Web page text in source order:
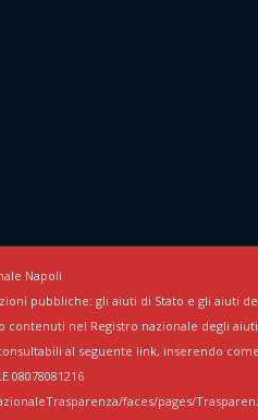
Napoli
pubbliche: gli aiuti di Stato e gli aiuti
contenuti nel Registro nazionale degli
consultabili al seguente link, inserendo
08078081216
faces/pages/